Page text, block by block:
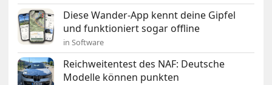
Diese Wander-App kennt deine Gipfel
und funktioniert sogar offline
in Software
Reichweitentest des NAF: Deutsche
Modelle können punkten